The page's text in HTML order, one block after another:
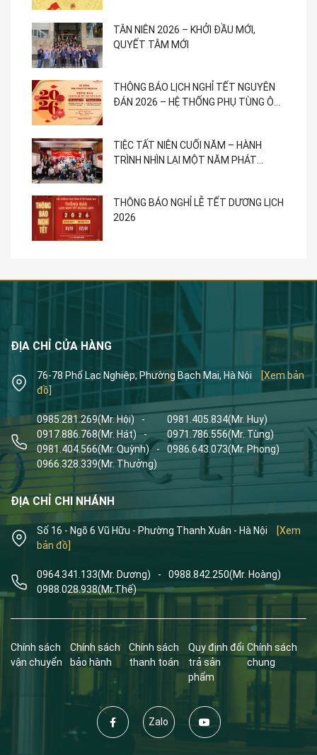
TÂN NIÊN 2026 – KHỞI ĐẦU MỚI,
QUYẾT TÂM MỚI
THÔNG BÁO LỊCH NGHỈ TẾT NGUYÊN
ĐÁN 2026 – HỆ THỐNG PHỤ TÙNG Ô
TIỆC TẤT NIÊN CUỐI NĂM – HÀNH
TRÌNH NHÌN LẠI MỘT NĂM PHÁT
THÔNG BÁO NGHỈ LỄ TẾT DƯƠNG LỊCH
2026
ĐỊA CHỈ CỬA HÀNG
76-78 Phố Lạc Nghiệp, Phường Bạch Mai, Hà Nội
[Xem bản
đồ]
0985.281.269(Mr. Hội) - 0981.405.834(Mr. Huy)
0917.886.768(Mr. Hát) - 0971.786.556(Mr. Tùng)
0981.404.566(Mr. Quỳnh) - 0986.643.073(Mr. Phong)
0966.328.339(Mr. Thưởng)
ĐỊA CHỈ CHI NHÁNH
Số 16 - Ngõ 6 Vũ Hữu - Phường Thanh Xuân - Hà Nội
[Xem
bản đồ]
0964.341.133(Mr. Dương) - 0988.842.250(Mr. Hoàng)
0988.028.938(Mr.Thế)
Chính sách
vận chuyển
Chính sách
bảo hành
Chính sách
thanh toán
Quy định đổi
trả sản
phẩm
Chính sách
chung
Zalo